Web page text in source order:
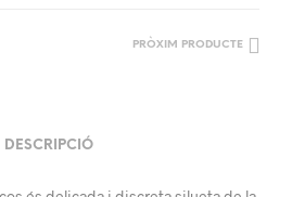
PRÒXIM PRODUCTE
DESCRIPCIÓ